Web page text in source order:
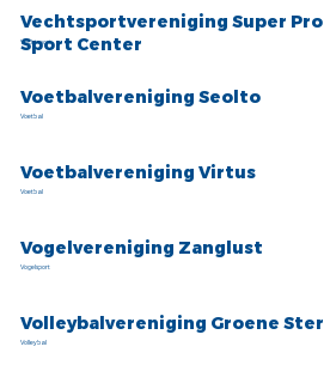
Vechtsport
Vechtsportvereniging Super Pro
Sport Center
Voetbal
Voetbalvereniging Seolto
Voetbal
Voetbalvereniging Virtus
Vogelsport
Vogelvereniging Zanglust
Volleybal
Volleybalvereniging Groene Ster